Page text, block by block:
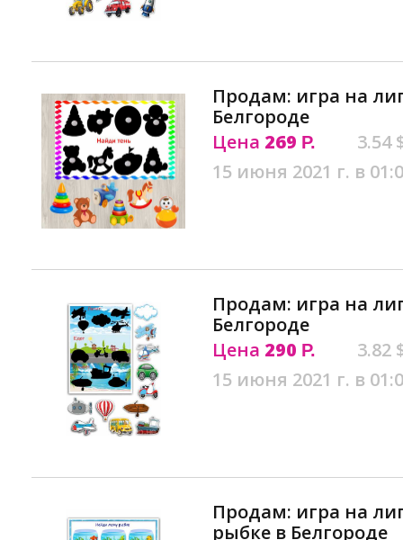
Продам: игра на
Белгороде
Цена 269 Р.
3.54
15 июня 2021 г. в
Продам: игра на
Белгороде
Цена 290 Р.
3.82
15 июня 2021 г. в
Продам: игра на
рыбке в Белгороде